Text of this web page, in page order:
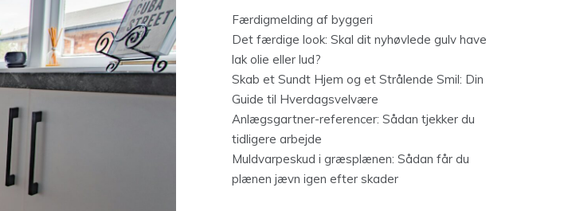
Færdigmelding af byggeri
Det færdige look: Skal dit nyhøvlede gulv have
lak olie eller lud?
Skab et Sundt Hjem og et Strålende Smil: Din
Guide til Hverdagsvelvære
Anlægsgartner-referencer: Sådan tjekker du
tidligere arbejde
Muldvarpeskud i græsplænen: Sådan får du
plænen jævn igen efter skader